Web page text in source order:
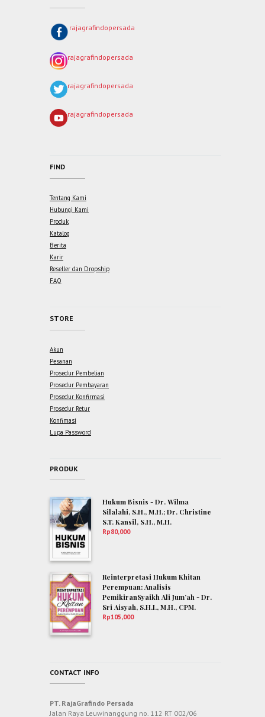
rajagrafindopersada
rajagrafindopersada
rajagrafindopersada
rajagrafindopersada
FIND
Tentang Kami
Hubungi Kami
Produk
Katalog
Berita
Karir
Reseller dan Dropship
FAQ
STORE
Akun
Pesanan
Prosedur Pembelian
Prosedur Pembayaran
Prosedur Konfirmasi
Prosedur Retur
Konfimasi
Lupa Password
PRODUK
Hukum Bisnis - Dr. Wilma
Silalahi, S.H., M.H.; Dr. Christine
S.T. Kansil, S.H., M.H.
Rp80,000
Reinterpretasi Hukum Khitan
Perempuan: Analisis
PemikiranSyaikh Ali Jum’ah - Dr.
Sri Aisyah, S.H.I., M.H., CPM.
Rp105,000
CONTACT INFO
PT. RajaGrafindo Persada
Jalan Raya Leuwinanggung no. 112 RT 002/06